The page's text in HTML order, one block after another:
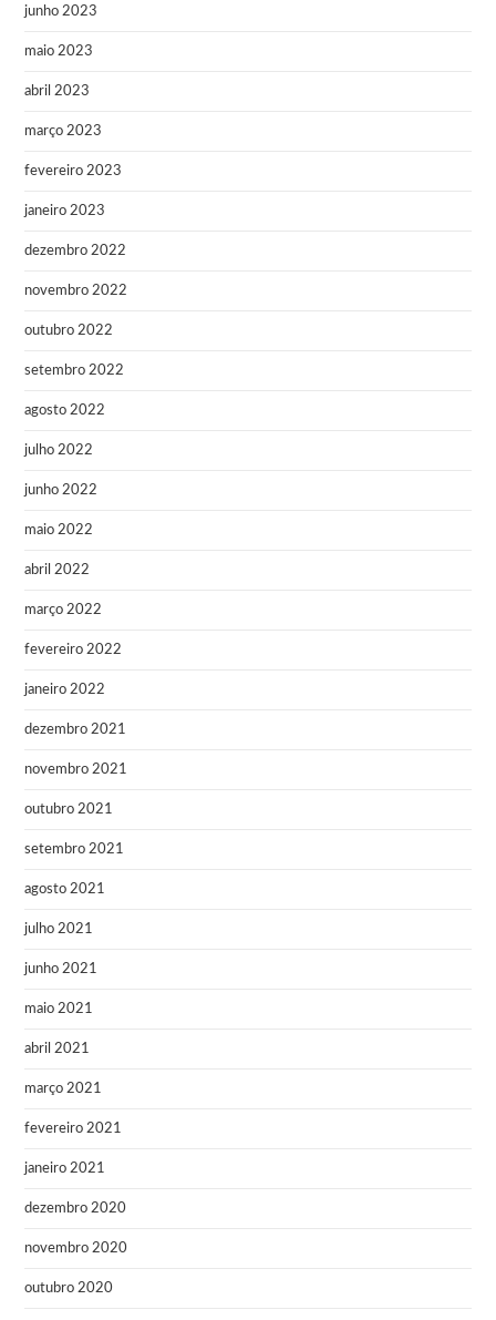
junho 2023
maio 2023
abril 2023
março 2023
fevereiro 2023
janeiro 2023
dezembro 2022
novembro 2022
outubro 2022
setembro 2022
agosto 2022
julho 2022
junho 2022
maio 2022
abril 2022
março 2022
fevereiro 2022
janeiro 2022
dezembro 2021
novembro 2021
outubro 2021
setembro 2021
agosto 2021
julho 2021
junho 2021
maio 2021
abril 2021
março 2021
fevereiro 2021
janeiro 2021
dezembro 2020
novembro 2020
outubro 2020